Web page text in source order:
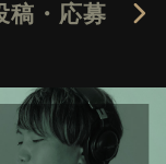
稿・応募